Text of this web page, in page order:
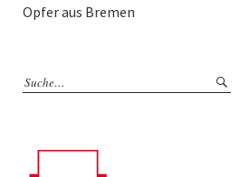
Opfer aus Bremen